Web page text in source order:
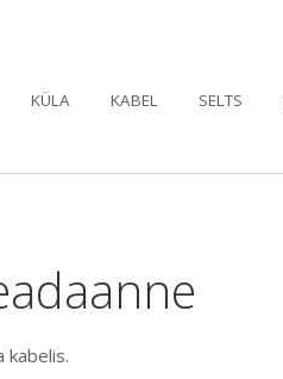
KÜLA KABEL SELTS
kabelis.